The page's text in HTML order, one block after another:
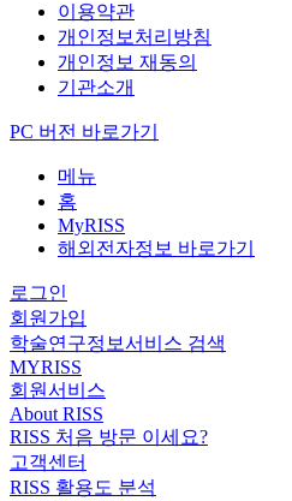
이용약관
개인정보처리방침
개인정보 재동의
기관소개
PC 버전 바로가기
메뉴
홈
MyRISS
해외전자정보 바로가기
로그인
회원가입
학술연구정보서비스 검색
MYRISS
회원서비스
About RISS
RISS 처음 방문 이세요?
고객센터
RISS 활용도 분석